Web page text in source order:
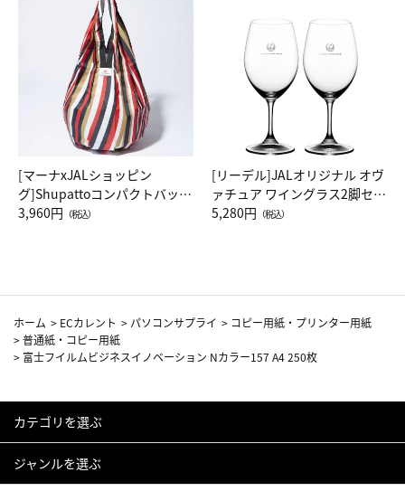
[マーナxJALショッピン
グ]Shupattoコンパクトバッグ
Drop JAL客室乗務員（LC）ス
3,960円 （税込）
[リーデル]JALオリジナル オヴ
ァチュア ワイングラス2脚セッ
ト（レッドワイン）
5,280円 （税込）
ホーム > ECカレント > パソコンサプライ > コピー用紙・プリンター用紙
>普通紙・コピー用紙
> 富士フイルムビジネスイノベーション Nカラー157 A4 250枚
カテゴリを選ぶ
ジャンルを選ぶ